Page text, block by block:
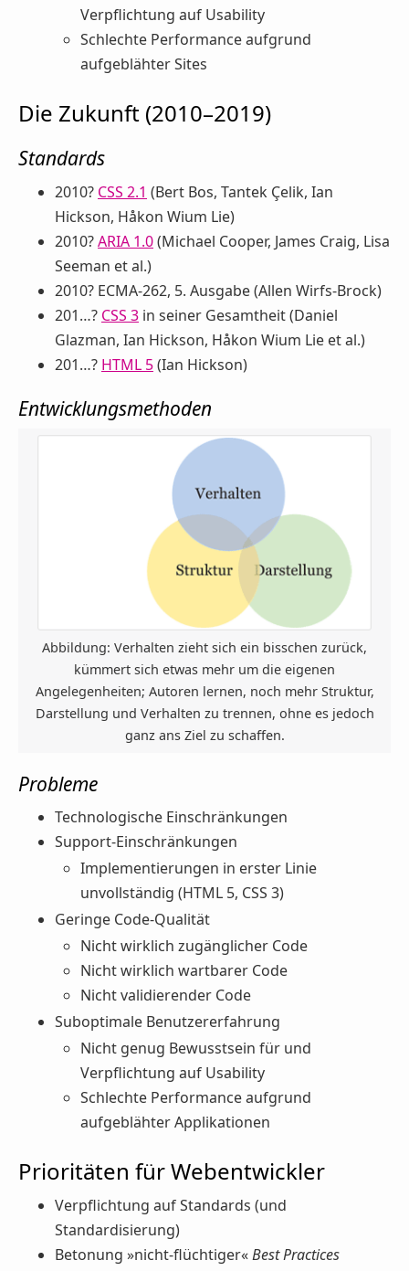
Verpflichtung auf Usability
Schlechte Performance aufgrund
aufgeblähter Sites
Die Zukunft (2010–2019)
Standards
2010? CSS 2.1 (Bert Bos, Tantek Çelik, Ian
Hickson, Håkon Wium Lie)
2010?ARIA 1.0(Michael Cooper, James Craig, Lisa
Seeman et al.)
2010? ECMA-262, 5. Ausgabe (Allen Wirfs-Brock)
201…? CSS 3 in seiner Gesamtheit (Daniel
Glazman, Ian Hickson, Håkon Wium Lie et al.)
201…? HTML 5(Ian Hickson)
Entwicklungsmethoden
Abbildung: Verhalten zieht sich ein bisschen zurück,
kümmert sich etwas mehr um die eigenen
Angelegenheiten; Autoren lernen, noch mehr Struktur,
Darstellung und Verhalten zu trennen, ohne es jedoch
ganz ans Ziel zu schaffen.
Probleme
Technologische Einschränkungen
Support-Einschränkungen
Implementierungen in erster Linie
unvollständig (HTML 5, CSS 3)
Geringe Code-Qualität
Nicht wirklich zugänglicher Code
Nicht wirklich wartbarer Code
Nicht validierender Code
Suboptimale Benutzererfahrung
Nicht genug Bewusstsein für und
Verpflichtung auf Usability
Schlechte Performance aufgrund
aufgeblähter Applikationen
Prioritäten für Webentwickler
Verpflichtung auf Standards (und
Standardisierung)
Betonung »nicht-flüchtiger«Best Practices